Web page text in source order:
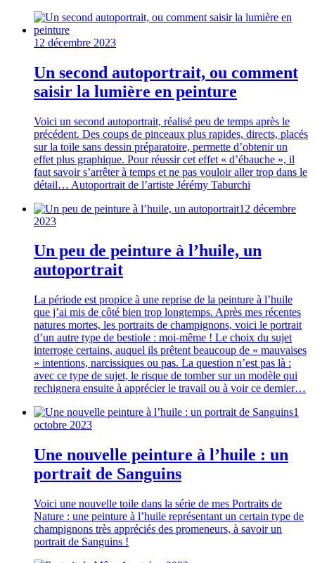
12 décembre 2023
Un second autoportrait, ou comment
saisir la lumière en peinture
Voici un second autoportrait, réalisé peu de temps après le
précédent. Des coups de pinceaux plus rapides, directs, placés
sur la toile sans dessin préparatoire, permette d’obtenir un
effet plus graphique. Pour réussir cet effet « d’ébauche », il
faut savoir s’arrêter à temps et ne pas vouloir aller trop dans le
détail… Autoportrait de l’artiste Jérémy Taburchi
12 décembre
2023
Un peu de peinture à l’huile, un
autoportrait
La période est propice à une reprise de la peinture à l’huile
que j’ai mis de côté bien trop longtemps. Après mes récentes
natures mortes, les portraits de champignons, voici le portrait
d’un autre type de bestiole : moi-même ! Le choix du sujet
interroge certains, auquel ils prêtent beaucoup de « mauvaises
» intentions, narcissiques ou pas. La question n’est pas là :
avec ce type de sujet, le risque de tomber sur un modèle qui
rechignera ensuite à apprécier le travail ou à voir ce dernier…
1
octobre 2023
Une nouvelle peinture à l’huile : un
portrait de Sanguins
Voici une nouvelle toile dans la série de mes Portraits de
Nature : une peinture à l’huile représentant un certain type de
champignons très appréciés des promeneurs, à savoir un
portrait de Sanguins !